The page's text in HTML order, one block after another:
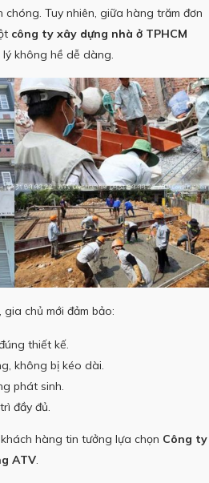
Tuy nhiên, giữa hàng trăm đơn
công ty xây dựng nhà ở TPHCM
không hề dễ dàng.
chủ mới đảm bảo:
thiết kế.
không bị kéo dài.
phát sinh.
đầy đủ.
hàng tin tưởng lựa chọn Công ty
ATV.